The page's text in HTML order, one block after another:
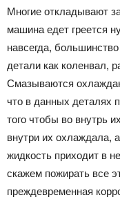
Многие откладывают
машина едет греется
навсегда,
детали как коленвал,
Смазываются
что в данных деталях
того чтобы во внутрь
внутри их охлаждала,
жидкость приходит в
скажем пожирать все
преждевременная